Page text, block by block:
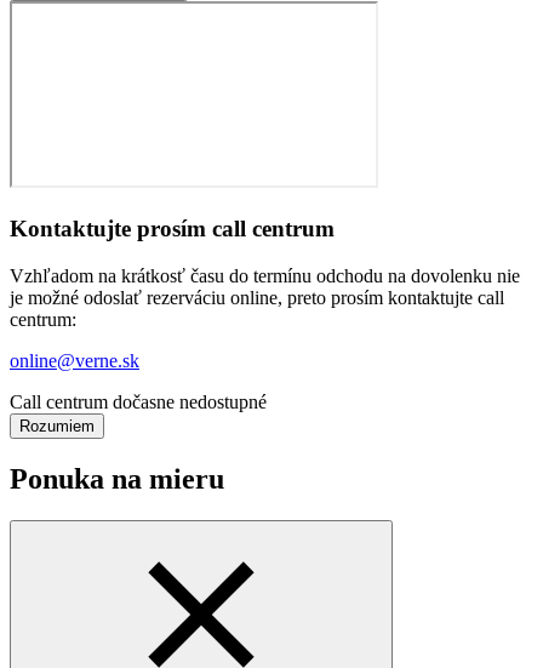
Kontaktujte prosím call centrum
Vzhľadom na krátkosť času do termínu odchodu na dovolenku nie
je možné odoslať rezerváciu online, preto prosím kontaktujte call
centrum:
online@verne.sk
Call centrum dočasne nedostupné
Rozumiem
Ponuka na mieru